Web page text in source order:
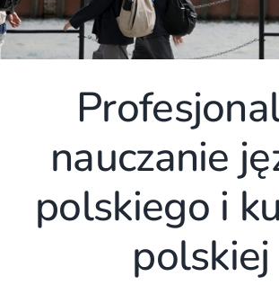
nauczanie
polskiego i
polskiej